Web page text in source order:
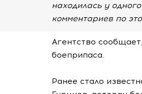
находилась у
комментариев по
Агентство
боеприпаса.
Ранее стало